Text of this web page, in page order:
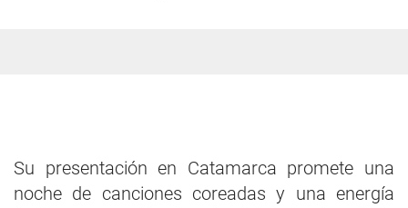
Su presentación en Catamarca promete una
noche de canciones coreadas y una energía